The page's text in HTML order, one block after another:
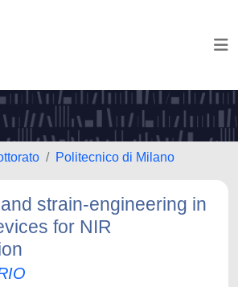
Politecnico di Milano
strain-engineering in
for NIR